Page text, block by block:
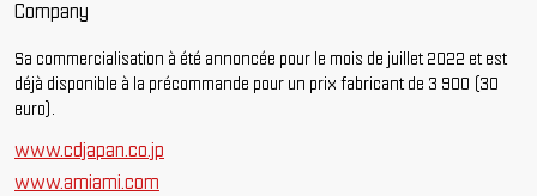
Sa commercialisation à été annoncée pour le mois de juillet 2022 et est
déjà disponible à la précommande pour un prix fabricant de 3 900 (30
euro).
www.cdjapan.co.jp
www.amiami.com